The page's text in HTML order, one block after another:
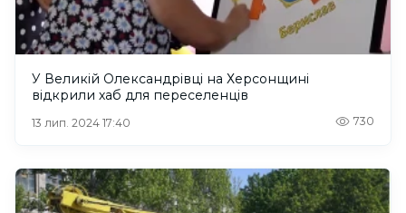
У Великій Олександрівці на Херсонщині
відкрили хаб для переселенців
13 лип. 2024 17:40 730